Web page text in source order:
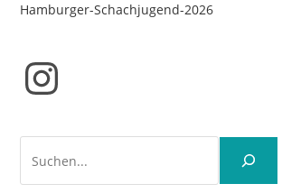
Hamburger-Schachjugend-2026
Instagram